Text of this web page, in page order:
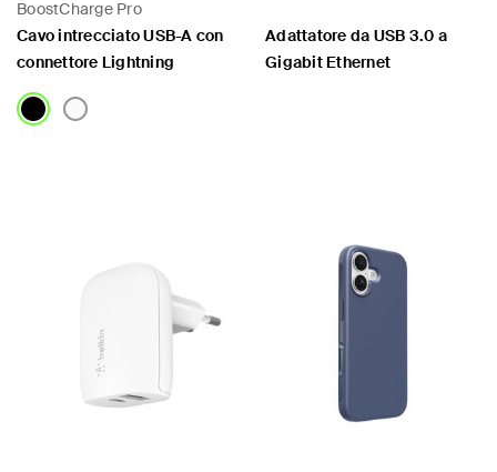
BoostCharge Pro
Cavo intrecciato USB-A con
connettore Lightning
Adattatore da USB 3.0 a
Gigabit Ethernet